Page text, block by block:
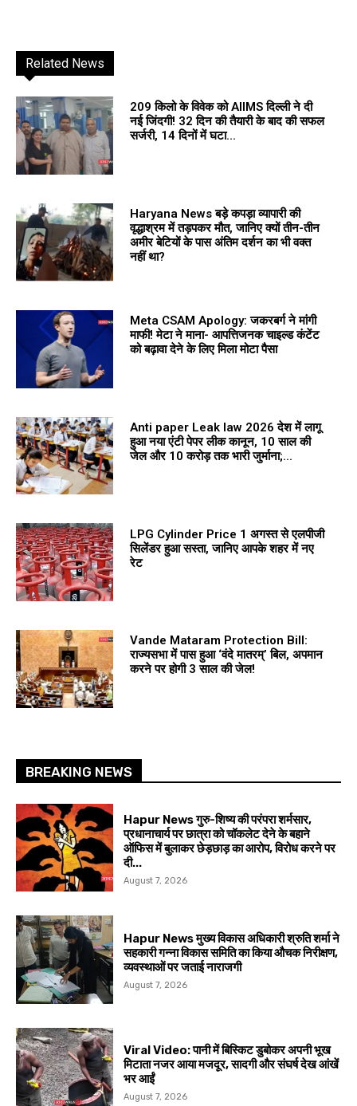
Related News
209 किलो के विवेक को AIIMS दिल्ली ने दी
नई जिंदगी! 32 दिन की तैयारी के बाद की सफल
सर्जरी, 14 दिनों में घटा...
Haryana News बड़े कपड़ा व्यापारी की
वृद्धाश्रम में तड़पकर मौत, जानिए क्यों तीन-तीन
अमीर बेटियों के पास अंतिम दर्शन का भी वक्त
नहीं था?
Meta CSAM Apology: जकरबर्ग ने मांगी
माफी! मेटा ने माना- आपत्तिजनक चाइल्ड कंटेंट
को बढ़ावा देने के लिए मिला मोटा पैसा
Anti paper Leak law 2026 देश में लागू
हुआ नया एंटी पेपर लीक कानून, 10 साल की
जेल और 10 करोड़ तक भारी जुर्माना;...
LPG Cylinder Price 1 अगस्त से एलपीजी
सिलेंडर हुआ सस्ता, जानिए आपके शहर में नए
रेट
Vande Mataram Protection Bill:
राज्यसभा में पास हुआ ‘वंदे मातरम्’ बिल, अपमान
करने पर होगी 3 साल की जेल!
BREAKING NEWS
Hapur News गुरु-शिष्य की परंपरा शर्मसार,
प्रधानाचार्य पर छात्रा को चॉकलेट देने के बहाने
ऑफिस में बुलाकर छेड़छाड़ का आरोप, विरोध करने पर
दी...
August 7, 2026
Hapur News मुख्य विकास अधिकारी श्रुति शर्मा ने
सहकारी गन्ना विकास समिति का किया औचक निरीक्षण,
व्यवस्थाओं पर जताई नाराजगी
August 7, 2026
Viral Video: पानी में बिस्किट डुबोकर अपनी भूख
मिटाता नजर आया मजदूर, सादगी और संघर्ष देख आंखें
भर आईं
August 7, 2026